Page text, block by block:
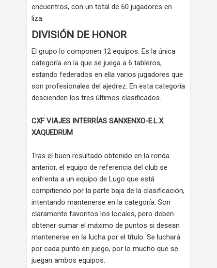
encuentros, con un total de 60 jugadores en
liza.
DIVISIÓN DE HONOR
El grupo lo componen 12 equipos. Es la única
categoría en la que se juega a 6 tableros,
estando federados en ella varios jugadores que
son profesionales del ajedrez. En esta categoría
descienden los tres últimos clasificados.
CXF VIAJES INTERRÍAS SANXENXO-E.L.X.
XAQUEDRUM
Tras el buen resultado obtenido en la ronda
anterior, el equipo de referencia del club se
enfrenta a un equipo de Lugo que está
compitiendo por la parte baja de la clasificación,
intentando mantenerse en la categoría. Son
claramente favoritos los locales, pero deben
obtener sumar el máximo de puntos si desean
mantenerse en la lucha por el título. Se luchará
por cada punto en juego, por lo mucho que se
juegan ambos equipos.